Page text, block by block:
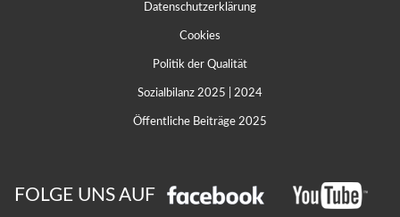
Datenschutzerklärung
Cookies
Politik der Qualität
Sozialbilanz 2025 2024
Öffentliche Beiträge 2025
FOLGE UNS AUF